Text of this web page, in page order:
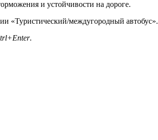
и устойчивости на дороге.
«Туристический/междугородный автобус».
.